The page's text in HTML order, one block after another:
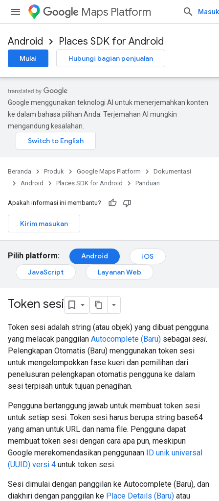
Maps Platform Masuk
Android Places SDK for Android
Mulai Hubungi bagian penjualan
Google menggunakan teknologi AI untuk menerjemahkan konten
ke dalam bahasa pilihan Anda. Terjemahan AI mungkin
mengandung kesalahan.
Beranda Produk Google Maps Platform
Dokumentasi
Android
Places SDK for Android Panduan
Apakah informasi ini membantu?
Kirim masukan
Pilih platform: Android
iOS
JavaScript
Layanan Web
Token sesi
Token sesi adalah string (atau objek) yang dibuat pengguna
yang melacak panggilan Autocomplete (Baru) sebagai sesi.
Pelengkapan Otomatis (Baru) menggunakan token sesi
untuk mengelompokkan fase kueri dan pemilihan dari
penelusuran pelengkapan otomatis pengguna ke dalam
sesi terpisah untuk tujuan penagihan.
Pengguna bertanggung jawab untuk membuat token sesi
untuk setiap sesi. Token sesi harus berupa string base64
yang aman untuk URL dan nama file. Pengguna dapat
membuat token sesi dengan cara apa pun, meskipun
Google merekomendasikan penggunaan ID unik universal
(UUID) versi 4 untuk token sesi.
Sesi dimulai dengan panggilan ke Autocomplete (Baru), dan
diakhiri dengan panggilan ke Place Details (Baru) atau